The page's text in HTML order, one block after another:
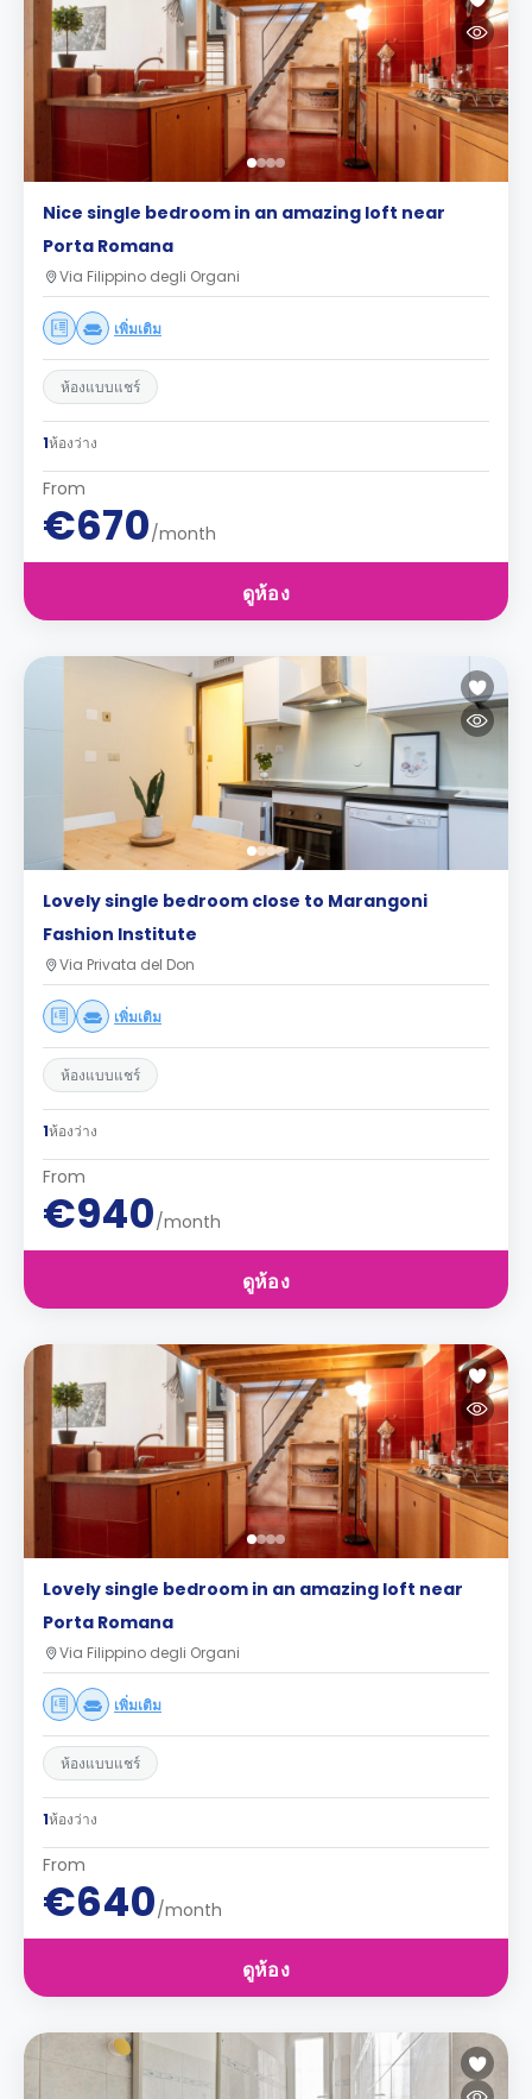
Nice single bedroom in an amazing loft near
Porta Romana
Via Filippino degli Organi
เพิ่มเติม
ห้องแบบแชร์
1ห้องว่าง
From
€670/month
ดูห้อง
Lovely single bedroom close to Marangoni
Fashion Institute
Via Privata del Don
เพิ่มเติม
ห้องแบบแชร์
1ห้องว่าง
From
€940/month
ดูห้อง
Lovely single bedroom in an amazing loft near
Porta Romana
Via Filippino degli Organi
เพิ่มเติม
ห้องแบบแชร์
1ห้องว่าง
From
€640/month
ดูห้อง